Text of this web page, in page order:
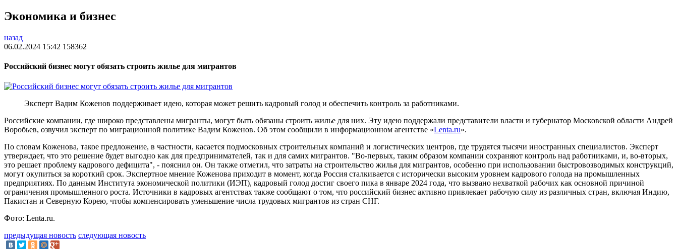
Экономика и бизнес
назад
06.02.2024 15:42 158362
Российский бизнес могут обязать строить жилье для мигрантов
Эксперт Вадим Коженов поддерживает идею, которая может решить кадровый голод и обеспечить контроль за работниками.
Российские компании, где широко представлены мигранты, могут быть обязаны строить жилье для них. Эту идею поддержали представители власти и губернатор Московской области Андрей
Воробьев, озвучил эксперт по миграционной политике Вадим Коженов. Об этом сообщили в информационном агентстве «Lenta.ru».
По словам Коженова, такое предложение, в частности, касается подмосковных строительных компаний и логистических центров, где трудятся тысячи иностранных специалистов. Эксперт
утверждает, что это решение будет выгодно как для предпринимателей, так и для самих мигрантов. "Во-первых, таким образом компании сохраняют контроль над работниками, и, во-вторых,
это решает проблему кадрового дефицита", - пояснил он. Он также отметил, что затраты на строительство жилья для мигрантов, особенно при использовании быстровозводимых конструкций,
могут окупиться за короткий срок. Экспертное мнение Коженова приходит в момент, когда Россия сталкивается с исторически высоким уровнем кадрового голода на промышленных
предприятиях. По данным Института экономической политики (ИЭП), кадровый голод достиг своего пика в январе 2024 года, что вызвано нехваткой рабочих как основной причиной
ограничения промышленного роста. Источники в кадровых агентствах также сообщают о том, что российский бизнес активно привлекает рабочую силу из различных стран, включая Индию,
Пакистан и Северную Корею, чтобы компенсировать уменьшение числа трудовых мигрантов из стран СНГ.
Фото: Lenta.ru.
предыдущая новость следующая новость